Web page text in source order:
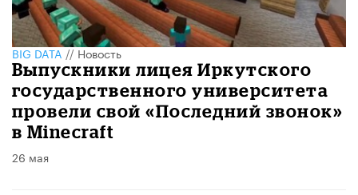
BIG DATA//Новость
Выпускники лицея Иркутского
государственного университета
провели свой «Последний звонок»
в Minecraft
26 мая